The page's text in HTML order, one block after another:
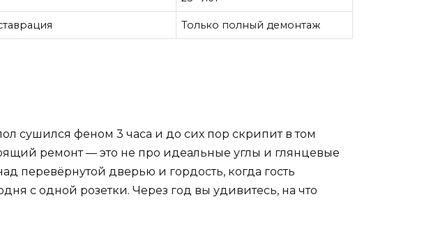
Только полный демонтаж
сушился феном 3 часа и до сих пор скрипит в том
ремонт — это не про идеальные углы и глянцевые
перевёрнутой дверью и гордость, когда гость
с одной розетки. Через год вы удивитесь, на что